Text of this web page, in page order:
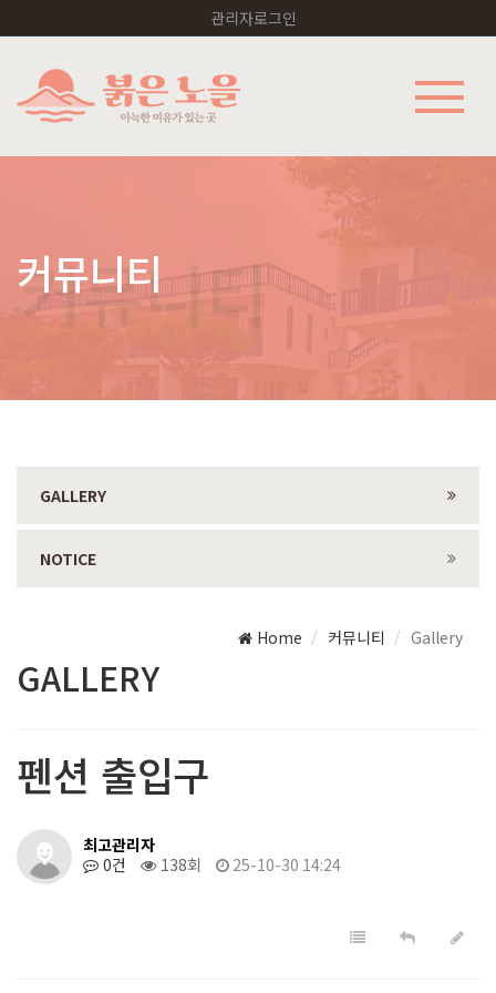
관리자로그인
커뮤니티
GALLERY
NOTICE
Home 커뮤니티 Gallery
GALLERY
펜션 출입구
최고관리자
0건
138회 25-10-30 14:24